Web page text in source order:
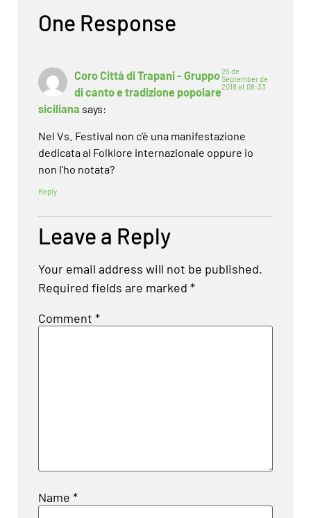
One Response
Coro Città di Trapani - Gruppo
di canto e tradizione popolare
siciliana says:
25 de
September de
2018 at 08:33
Nel Vs. Festival non c’è una manifestazione
dedicata al Folklore internazionale oppure io
non l’ho notata?
Reply
Leave a Reply
Your email address will not be published.
Required fields are marked *
Comment *
Name *